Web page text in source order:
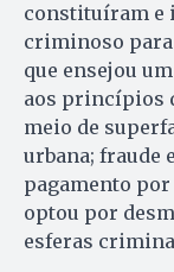
constituíram e
criminoso
que ensejou
aos princípios
meio de
urbana; fraude
pagamento por
optou por
esferas